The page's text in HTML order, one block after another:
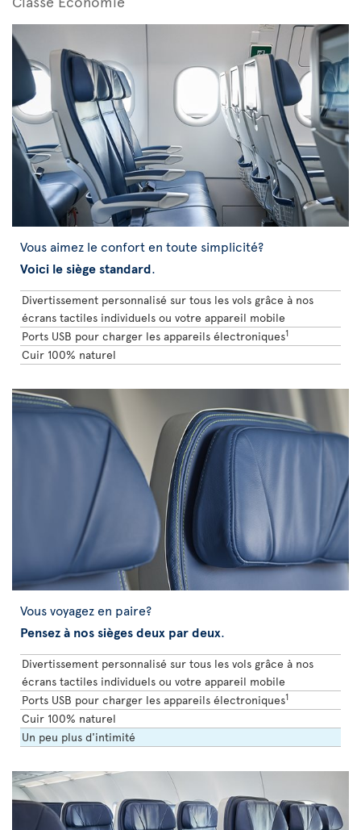
Vous aimez le confort en toute simplicité?
Voici le siège standard.
Divertissement personnalisé sur tous les vols grâce à nos
écrans tactiles individuels ou votre appareil mobile
Ports USB pour charger les appareils électroniques1
Cuir 100% naturel
Vous voyagez en paire?
Pensez à nos sièges deux par deux.
Divertissement personnalisé sur tous les vols grâce à nos
écrans tactiles individuels ou votre appareil mobile
Ports USB pour charger les appareils électroniques1
Cuir 100% naturel
Un peu plus d'intimité